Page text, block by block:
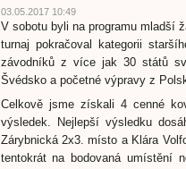
03.05.2017 10:49
V sobotu byli na programu mladší
turnaj pokračoval kategorii
závodníků z více jak 30 států
Švédsko a početné výpravy z
Celkově jsme získali 4 cenné
výsledek. Nejlepší výsledku
Zárybnická 2x3. místo a Klára
tentokrát na bodovaná umístění